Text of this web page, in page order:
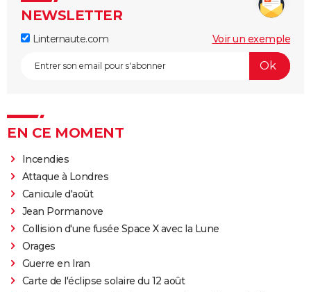
NEWSLETTER
Linternaute.com Voir un exemple
EN CE MOMENT
Incendies
Attaque à Londres
Canicule d'août
Jean Pormanove
Collision d'une fusée Space X avec la Lune
Orages
Guerre en Iran
Carte de l'éclipse solaire du 12 août